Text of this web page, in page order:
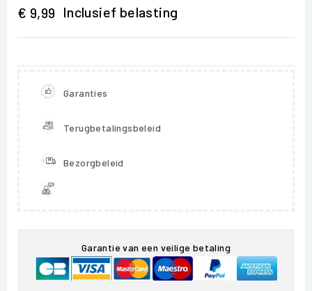
€ 9,99 Inclusief belasting
Garanties
Terugbetalingsbeleid
Bezorgbeleid
Garantie van een veilige betaling